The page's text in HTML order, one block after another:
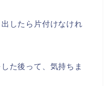
したら片付けなけれ
た後って、気持ちま